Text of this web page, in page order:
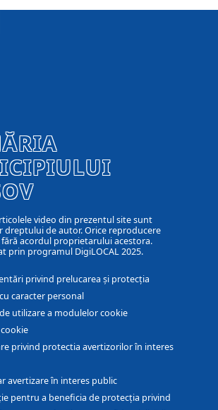
video din prezentul site sunt
dreptului de autor. Orice reproducere
acordul proprietarului acestora.
prin programul DigiLOCAL 2025.
privind prelucarea și protecția
caracter personal
utilizare a modulelor cookie
privind protectia avertizorilor în interes
avertizare în interes public
pentru a beneficia de protecția privind